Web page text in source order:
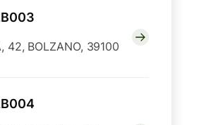
42, BOLZANO, 39100